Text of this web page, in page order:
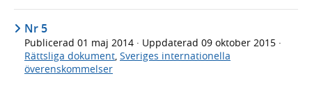
Nr 5
Publicerad 01 maj 2014 · Uppdaterad 09 oktober 2015 ·
Rättsliga dokument Sveriges internationella
överenskommelser